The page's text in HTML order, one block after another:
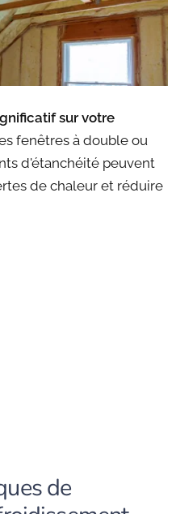
sur votre
fenêtres à double ou
d'étanchéité peuvent
de chaleur et réduire
de